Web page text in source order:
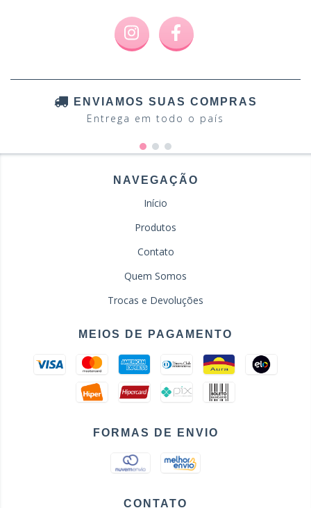
ENVIAMOS SUAS COMPRAS
Entrega em todo o país
NAVEGAÇÃO
Início
Produtos
Contato
Quem Somos
Trocas e Devoluções
MEIOS DE PAGAMENTO
FORMAS DE ENVIO
CONTATO